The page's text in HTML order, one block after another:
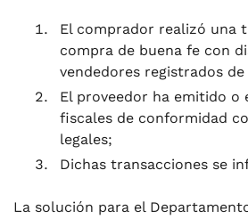
El comprador realizó una
compra de buena fe con
vendedores registrados
El proveedor ha emitido o
fiscales de conformidad
legales;
Dichas transacciones se
La solución para el